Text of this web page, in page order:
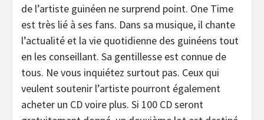
de l’artiste guinéen ne surprend point. One Time
est très lié à ses fans. Dans sa musique, il chante
l’actualité et la vie quotidienne des guinéens tout
en les conseillant. Sa gentillesse est connue de
tous. Ne vous inquiétez surtout pas. Ceux qui
veulent soutenir l’artiste pourront également
acheter un CD voire plus. Si 100 CD seront